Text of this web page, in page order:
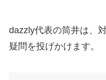
dazzly代表の筒井は、
疑問を投げかけます。